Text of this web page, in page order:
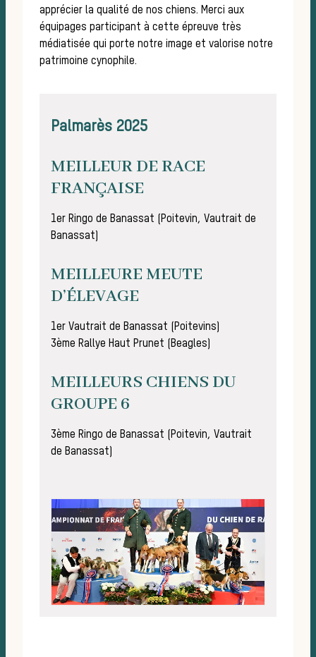
de
apprécier la qualité de nos chiens. Merci aux
équipages participant à cette épreuve très
médiatisée qui porte notre image et valorise notre
patrimoine cynophile.
Palmarès 2025
MEILLEUR DE RACE
FRANÇAISE
1er Ringo de Banassat (Poitevin, Vautrait de
Banassat)
MEILLEURE MEUTE
D’ÉLEVAGE
1er Vautrait de Banassat (Poitevins)
3ème Rallye Haut Prunet (Beagles)
MEILLEURS CHIENS DU
GROUPE 6
3ème Ringo de Banassat (Poitevin, Vautrait
de Banassat)